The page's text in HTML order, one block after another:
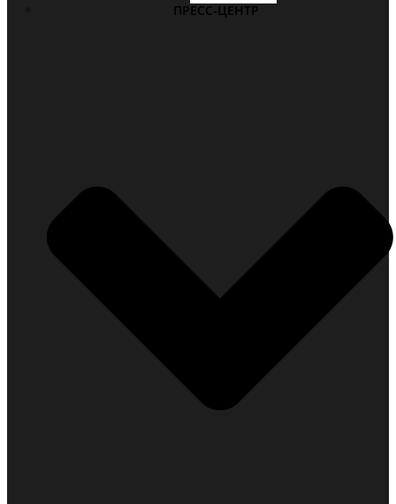
ПРЕСС-ЦЕНТР